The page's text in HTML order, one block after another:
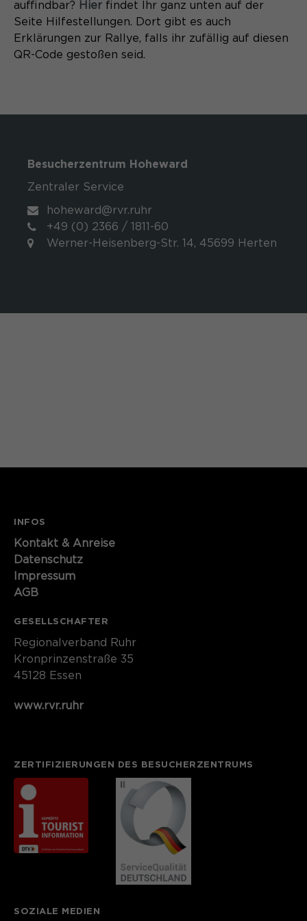
auffindbar?
Hier findet Ihr ganz unten auf der
Seite Hilfestellungen. Dort gibt es auch
Erklärungen zur Rallye, falls ihr zufällig auf diesen
QR-Code gestoßen seid.
Besucherzentrum Hoheward
Zentraler Service
hoheward@rvr.ruhr
+49 (0) 2366 / 1811-60
Werner-Heisenberg-Str. 14, 45699 Herten
INFOS
Kontakt​​​​​ & Anreise
Datenschutz
Impressum
AGB
GESELLSCHAFTER
Regionalverband Ruhr
Kronprinzenstraße 35
45128 Essen
www.rvr.ruhr
ZERTIFIZIERUNGEN DES BESUCHERZENTRUMS
SOZIALE MEDIEN
Laufzeit 1 Monat
Speichert den Zustimmungsstatus des